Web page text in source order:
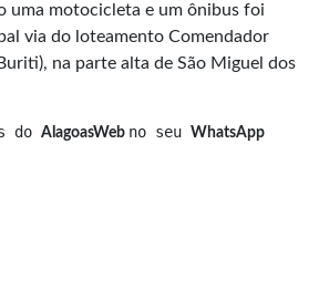
uma motocicleta e um ônibus foi
via do loteamento Comendador
na parte alta de São Miguel dos
do AlagoasWeb no seu WhatsApp